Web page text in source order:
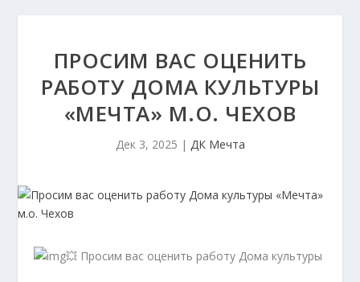
ПРОСИМ ВАС ОЦЕНИТЬ
РАБОТУ ДОМА КУЛЬТУРЫ
«МЕЧТА» М.О. ЧЕХОВ
Дек 3, 2025 | ДК Мечта
💥 Просим вас оценить работу Дома культуры